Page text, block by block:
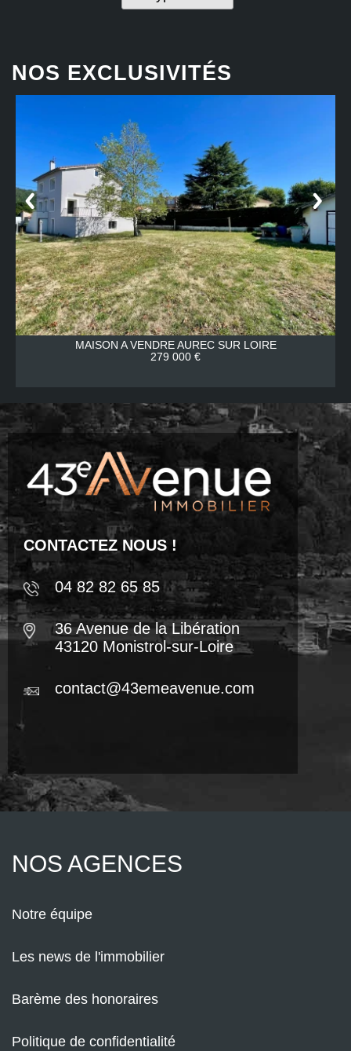
NOS EXCLUSIVITÉS
MAISON A VENDRE AUREC SUR LOIRE
279 000 €
CONTACTEZ NOUS !
04 82 82 65 85
36 Avenue de la Libération
43120 Monistrol-sur-Loire
contact@43emeavenue.com
NOS AGENCES
Notre équipe
Les news de l'immobilier
Barème des honoraires
Politique de confidentialité